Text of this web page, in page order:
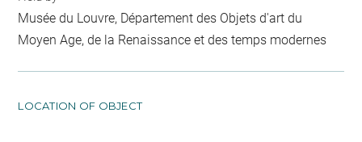
Musée du Louvre, Département des Objets d'art du
Moyen Age, de la Renaissance et des temps modernes
LOCATION OF OBJECT